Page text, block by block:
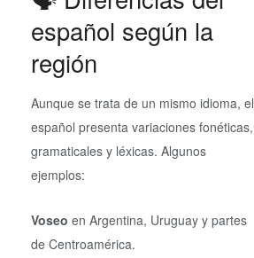
español según la
región
Aunque se trata de un mismo idioma, el
español presenta variaciones fonéticas,
gramaticales y léxicas. Algunos
ejemplos:
Voseo en Argentina, Uruguay y partes
de Centroamérica.